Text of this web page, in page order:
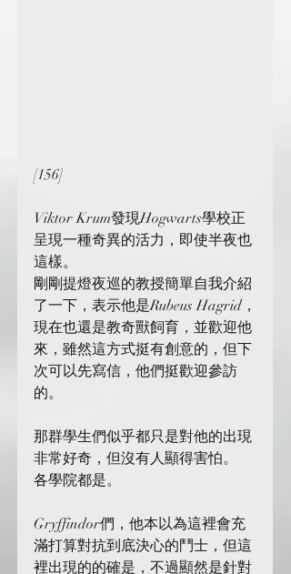
[156]
Viktor Krum發現Hogwarts學校正
呈現一種奇異的活力，即使半夜也
這樣。
剛剛提燈夜巡的教授簡單自我介紹
了一下，表示他是Rubeus Hagrid，
現在也還是教奇獸飼育，並歡迎他
來，雖然這方式挺有創意的，但下
次可以先寫信，他們挺歡迎參訪
的。
那群學生們似乎都只是對他的出現
非常好奇，但沒有人顯得害怕。
各學院都是。
Gryffindor們，他本以為這裡會充
滿打算對抗到底決心的鬥士，但這
裡出現的的確是，不過顯然是針對